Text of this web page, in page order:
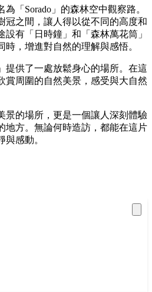
「Sorado」的森林空中觀察路。
冠之間，讓人得以從不同的高度和
有「日時鐘」和「森林萬花筒」
，增進對自然的理解與感悟。
提供了一處放鬆身心的場所。在這
賞周圍的自然美景，感受與大自然
景的場所，更是一個讓人深刻體驗
地方。無論何時造訪，都能在這片
感動。